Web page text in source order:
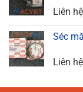
Liên hệ
Séc
Liên hệ